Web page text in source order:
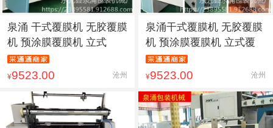
泉涌 干式覆膜机 无胶覆膜
机 预涂膜覆膜机 立式
¥9523.00 沧州
泉涌干式覆膜机 无胶覆膜
机 预涂膜覆膜机 立式覆
¥9523.00 沧州